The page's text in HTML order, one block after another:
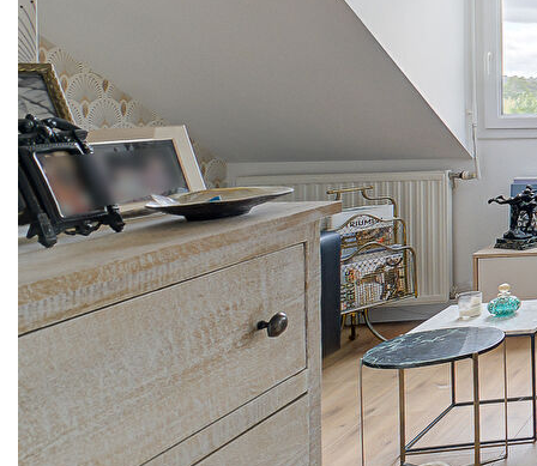
partie nuit au nord/ouest
Grande pièce de vie avec 3 fenêtres en chien-assis donc
très lumineuse, comprenant une
cuisine aménagée/équipée récente, sols et peintures
refaits, salle de bains et WC refaits
Cuisine ouverte avec grande table dinatoire qui restera
(l'ensemble des travaux de rénovation datent de 2020)
1 grande chambre 14 m² avec dressing - 1 chambre plus
petite
Les sols sont en stratifié grandes lattes claires - Les
tapisseries en pan de mur donnent du cachet à
l'appartement - WC suspendus - Une salle de bains récente
Possibilité d'acquérir en sus un parking boxé 14 m²
Nos honoraires Nous contacter